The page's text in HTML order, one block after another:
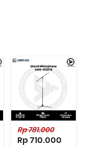
Rp 781.000
Rp 710.000